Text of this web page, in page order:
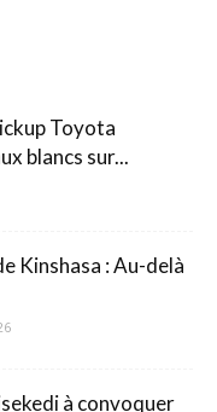
Toyota
blancs sur...
Kinshasa : Au-delà
à convoquer